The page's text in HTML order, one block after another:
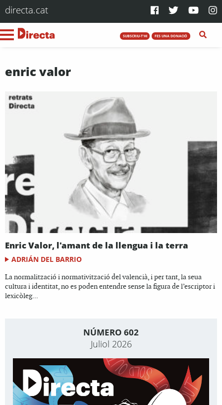
directa.cat
SUBSCRIU-T'HI FES UNA DONACIÓ
enric valor
Enric Valor, l'amant de la llengua i la terra
ADRIÁN DEL BARRIO
La normalització i normativització del valencià, i per tant, la seua
cultura i identitat, no es poden entendre sense la figura de l’escriptor i
lexicòleg...
NÚMERO 602
Juliol 2026